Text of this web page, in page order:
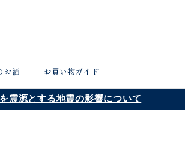
お酒 お買い物ガイド
震源とする地震の影響について